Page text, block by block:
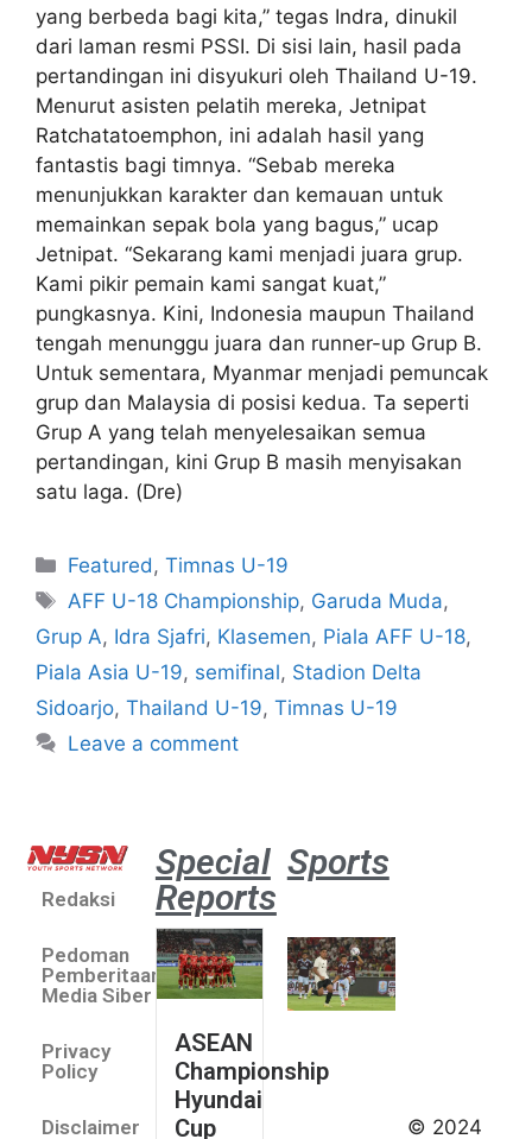
yang berbeda bagi kita,” tegas Indra, dinukil
dari laman resmi PSSI. Di sisi lain, hasil pada
pertandingan ini disyukuri oleh Thailand U-19.
Menurut asisten pelatih mereka, Jetnipat
Ratchatatoemphon, ini adalah hasil yang
fantastis bagi timnya. “Sebab mereka
menunjukkan karakter dan kemauan untuk
memainkan sepak bola yang bagus,” ucap
Jetnipat. “Sekarang kami menjadi juara grup.
Kami pikir pemain kami sangat kuat,”
pungkasnya. Kini, Indonesia maupun Thailand
tengah menunggu juara dan runner-up Grup B.
Untuk sementara, Myanmar menjadi pemuncak
grup dan Malaysia di posisi kedua. Ta seperti
Grup A yang telah menyelesaikan semua
pertandingan, kini Grup B masih menyisakan
satu laga. (Dre)
Featured ,Timnas U-19
AFF U-18 Championship, Garuda Muda,
Grup A, Idra Sjafri, Klasemen, Piala AFF U-18,
Piala Asia U-19, semifinal, Stadion Delta
Sidoarjo, Thailand U-19, Timnas U-19
Leave a comment
Redaksi
Pedoman
Pemberitaan
Media Siber
Privacy
Policy
Disclaimer
Special
Reports
ASEAN
Championship
Hyundai
Cup
Sports
umum
© 2024